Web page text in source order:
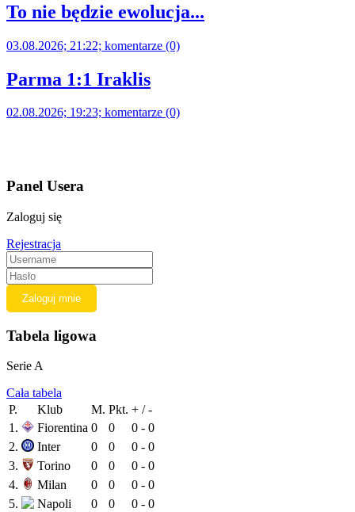
To nie będzie ewolucja...
03.08.2026; 21:22; komentarze (0)
Parma 1:1 Iraklis
02.08.2026; 19:23; komentarze (0)
Panel Usera
Zaloguj się
Rejestracja
Tabela ligowa
Serie A
Cała tabela
P.
Klub M. Pkt. + / -
1.
Fiorentina 0 0
0 - 0
2.
Inter 0 0
0 - 0
3.
Torino 0 0
0 - 0
4.
Milan 0 0
0 - 0
5.
Napoli 0 0
0 - 0